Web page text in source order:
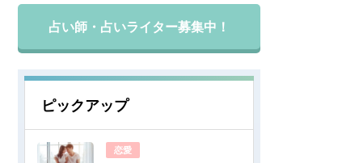
占い師・占いライター募集中！
ピックアップ
恋愛